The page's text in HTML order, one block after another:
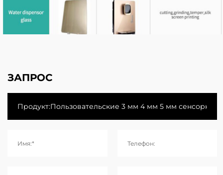
ЗАПРОС
Имя:* Телефон: